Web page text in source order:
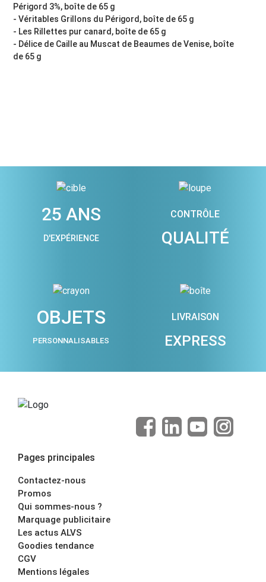
Périgord 3%, boîte de 65 g
- Véritables Grillons du Périgord, boîte de 65 g
- Les Rillettes pur canard, boîte de 65 g
- Délice de Caille au Muscat de Beaumes de Venise, boîte
de 65 g
25 ANS
D'EXPÉRIENCE
CONTRÔLE
QUALITÉ
OBJETS
PERSONNALISABLES
LIVRAISON
EXPRESS
Pages principales
Contactez-nous
Promos
Qui sommes-nous ?
Marquage publicitaire
Les actus ALVS
Goodies tendance
CGV
Mentions légales